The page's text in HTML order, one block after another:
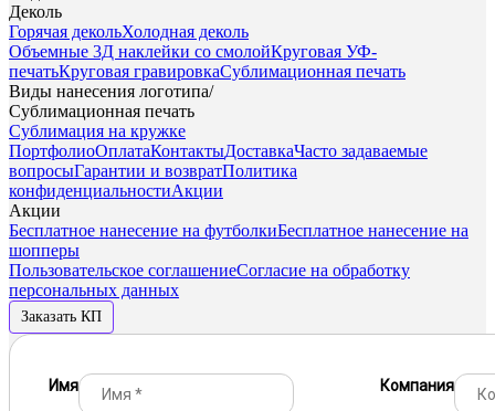
Деколь
Горячая декольХолодная деколь
Объемные 3Д наклейки со смолойКруговая УФ-
печатьКруговая гравировкаСублимационная печать
Виды нанесения логотипа/
Сублимационная печать
Сублимация на кружке
ПортфолиоОплатаКонтактыДоставкаЧасто задаваемые
вопросыГарантии и возвратПолитика
конфиденциальностиАкции
Акции
Бесплатное нанесение на футболкиБесплатное нанесение на
шопперы
Пользовательское соглашениеСогласие на обработку
персональных данных
Заказать КП
Имя Компания